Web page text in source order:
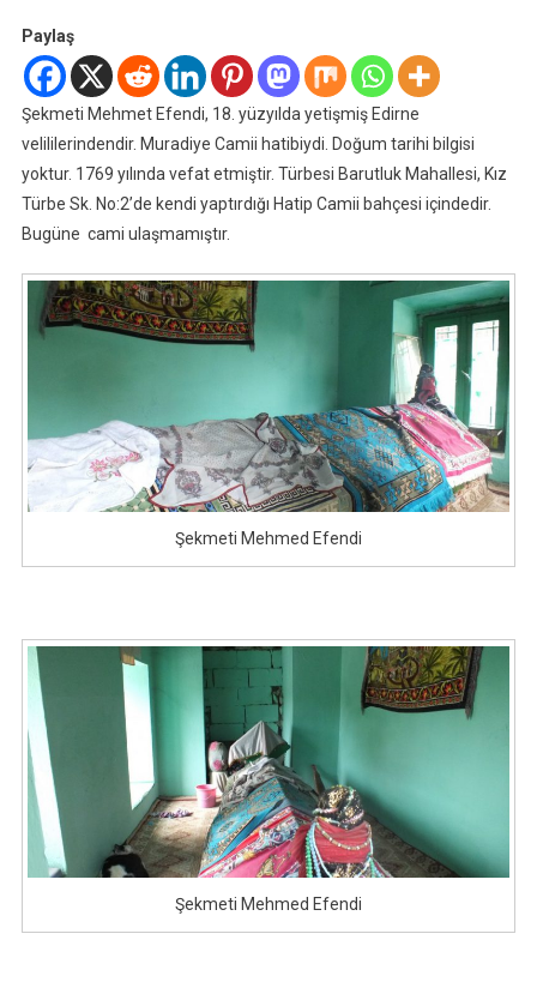
Paylaş
Şekmeti Mehmet Efendi, 18. yüzyılda yetişmiş Edirne
velililerindendir. Muradiye Camii hatibiydi. Doğum tarihi bilgisi
yoktur. 1769 yılında vefat etmiştir. Türbesi Barutluk Mahallesi, Kız
Türbe Sk. No:2’de kendi yaptırdığı Hatip Camii bahçesi içindedir.
Bugüne cami ulaşmamıştır.
Şekmeti Mehmed Efendi
Şekmeti Mehmed Efendi